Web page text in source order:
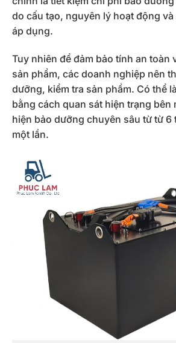
do cấu tạo, nguyên lý hoạt động
áp dụng.
Tuy nhiên để đảm bảo tính an toàn
sản phẩm, các doanh nghiệp nên
dưỡng, kiểm tra sản phẩm. Có thể
bằng cách quan sát hiện trạng bên
hiện bảo dưỡng chuyên sâu từ từ 6
một lần.